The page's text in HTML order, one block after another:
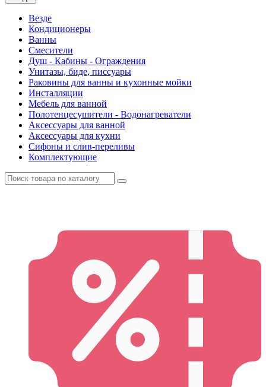
Везде
Кондиционеры
Ванны
Смесители
Душ - Кабины - Ограждения
Унитазы, биде, писсуары
Раковины для ванны и кухонные мойки
Инсталляции
Мебель для ванной
Полотенцесушители - Водонагреватели
Аксессуары для ванной
Аксессуары для кухни
Сифоны и слив-переливы
Комплектующие